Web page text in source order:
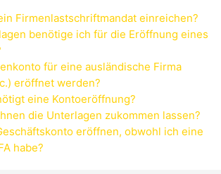
Firmenlastschriftmandat einreichen?
benötige ich für die Eröffnung eines
für eine ausländische Firma
eröffnet werden?
eine Kontoeröffnung?
die Unterlagen zukommen lassen?
eröffnen, obwohl ich eine
habe?